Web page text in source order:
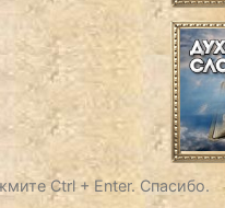
Ctrl + Enter. Спасибо.